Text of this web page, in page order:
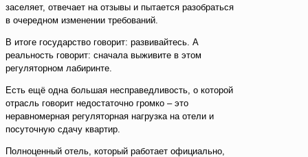
заселяет, отвечает на отзывы и пытается разобраться
в очередном изменении требований.
В итоге государство говорит: развивайтесь. А
реальность говорит: сначала выживите в этом
регуляторном лабиринте.
Есть ещё одна большая несправедливость, о которой
отрасль говорит недостаточно громко – это
неравномерная регуляторная нагрузка на отели и
посуточную сдачу квартир.
Полноценный отель, который работает официально,